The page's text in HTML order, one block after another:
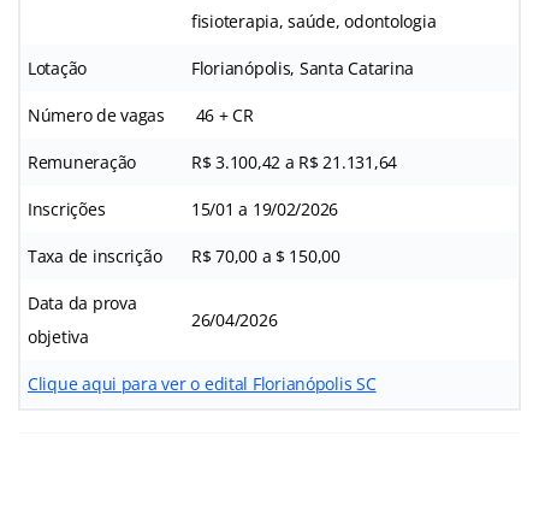
fisioterapia, saúde, odontologia
Lotação Florianópolis, Santa Catarina
Número de vagas 46 + CR
Remuneração R$ 3.100,42 a R$ 21.131,64
Inscrições 15/01 a 19/02/2026
Taxa de inscrição R$ 70,00 a $ 150,00
Data da prova
objetiva
26/04/2026
Clique aqui para ver o edital Florianópolis SC